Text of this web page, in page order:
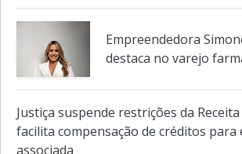
Empreendedora
destaca no varejo
Justiça suspende restrições da
facilita compensação de créditos para